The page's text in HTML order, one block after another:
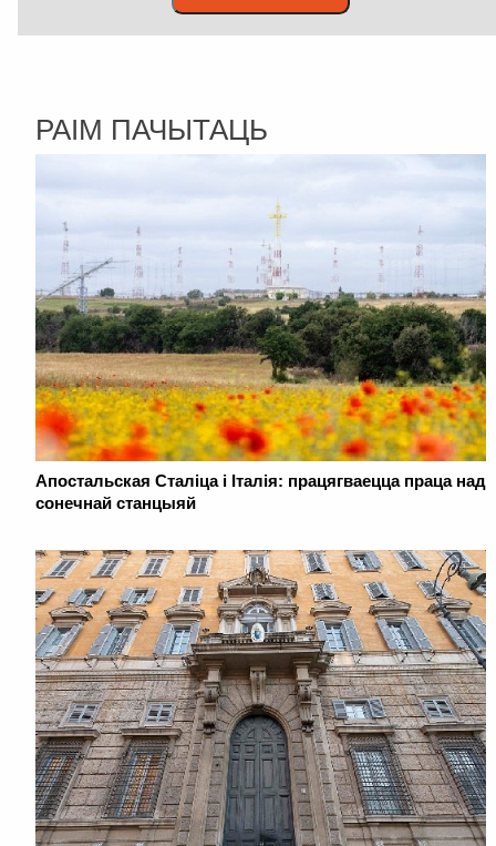
РАІМ ПАЧЫТАЦЬ
Апостальская Сталіца і Італія: працягваецца праца над
сонечнай станцыяй